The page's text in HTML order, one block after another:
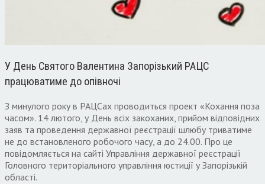
У День Святого Валентина Запорізький РАЦС
працюватиме до опівночі
З минулого року в РАЦСах проводиться проект «Кохання поза
часом». 14 лютого, у День всіх закоханих, прийом відповідних
заяв та проведення державної реєстрації шлюбу триватиме
не до встановленого робочого часу, а до 24.00. Про це
повідомляється на сайті Управління державної реєстрації
Головного територіального управління юстиції у Запорізькій
області.